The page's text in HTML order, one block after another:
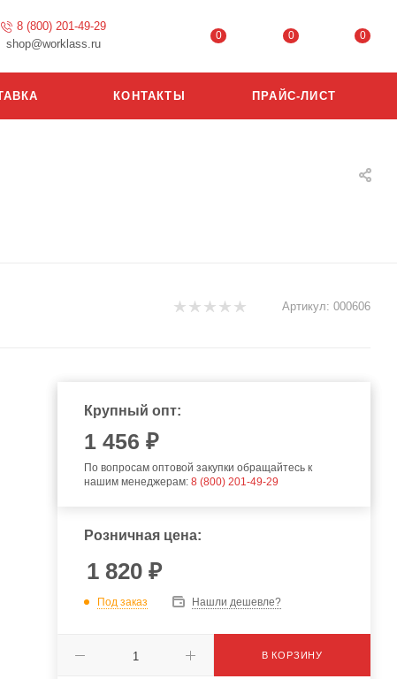
8 (800) 201-49-29
shop@worklass.ru
0 0 0
КОНТАКТЫ ПРАЙС-ЛИСТ
Артикул: 000606
Крупный опт:
1 456 ₽
По вопросам оптовой закупки обращайтесь к
нашим менеджерам: 8 (800) 201-49-29
Розничная цена:
1 820₽
Под заказ Нашли дешевле?
В КОРЗИНУ